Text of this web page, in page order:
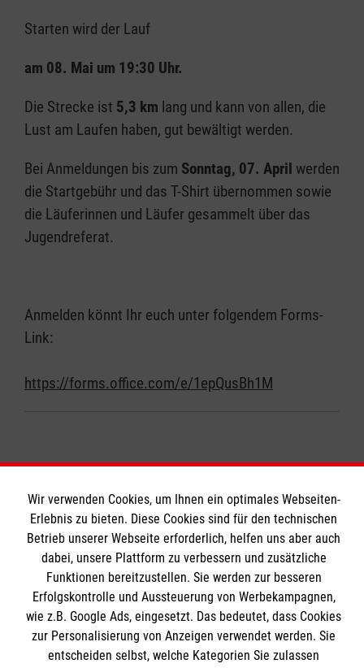
Starten wird der Lauf
am 08. Mai um 19:30 Uhr.
Die Strecke ist 5,3 km lang und kann von allen, die
Lust am Laufen haben, gut bewältigt werden.
Bei Anmeldungen bis zum Sonntag, 07. April werden
die Startgebühr und das T-Shirt übernommen sowie
die Läuferinnen und Läufer gesammelt über das
Jugendreferat.
Anmelden könnt Ihr euch unter folgendem Forms-
Link:
https://forms.office.com/e/1epQusBh1M
Soziale Netzwerke
Informationen
Wir verwenden Cookies, um Ihnen ein optimales Webseiten-
Erlebnis zu bieten. Diese Cookies sind für den technischen
Betrieb unserer Webseite erforderlich, helfen uns aber auch
dabei, unsere Plattform zu verbessern und zusätzliche
Funktionen bereitzustellen. Sie werden zur besseren
Erfolgskontrolle und Aussteuerung von Werbekampagnen,
wie z.B. Google Ads, eingesetzt. Das bedeutet, dass Cookies
zur Personalisierung von Anzeigen verwendet werden. Sie
entscheiden selbst, welche Kategorien Sie zulassen